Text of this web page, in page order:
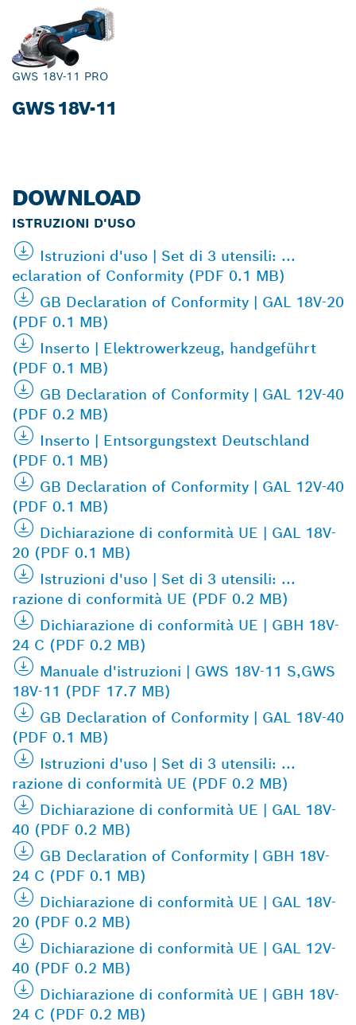
GWS 18V-11 PRO
GWS 18V-11
DOWNLOAD
ISTRUZIONI D'USO
Istruzioni d'uso | Set di 3 utensili: ...
eclaration of Conformity (PDF 0.1 MB)
GB Declaration of Conformity | GAL 18V-20
(PDF 0.1 MB)
Inserto | Elektrowerkzeug, handgeführt
(PDF 0.1 MB)
GB Declaration of Conformity | GAL 12V-40
(PDF 0.2 MB)
Inserto | Entsorgungstext Deutschland
(PDF 0.1 MB)
GB Declaration of Conformity | GAL 12V-40
(PDF 0.1 MB)
Dichiarazione di conformità UE | GAL 18V-
20 (PDF 0.1 MB)
Istruzioni d'uso | Set di 3 utensili: ...
razione di conformità UE (PDF 0.2 MB)
Dichiarazione di conformità UE | GBH 18V-
24 C (PDF 0.2 MB)
Manuale d'istruzioni | GWS 18V-11 S,GWS
18V-11 (PDF 17.7 MB)
GB Declaration of Conformity | GAL 18V-40
(PDF 0.1 MB)
Istruzioni d'uso | Set di 3 utensili: ...
razione di conformità UE (PDF 0.2 MB)
Dichiarazione di conformità UE | GAL 18V-
40 (PDF 0.2 MB)
GB Declaration of Conformity | GBH 18V-
24 C (PDF 0.1 MB)
Dichiarazione di conformità UE | GAL 18V-
20 (PDF 0.2 MB)
Dichiarazione di conformità UE | GAL 12V-
40 (PDF 0.2 MB)
Dichiarazione di conformità UE | GBH 18V-
24 C (PDF 0.2 MB)